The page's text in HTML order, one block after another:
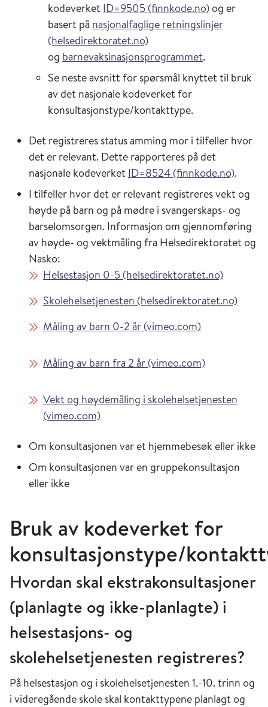
kodeverket ID=9505 (finnkode.no) og er
basert på nasjonalfaglige retningslinjer
(helsedirektoratet.no)
og barnevaksinasjonsprogrammet.
Se neste avsnitt for spørsmål knyttet til bruk
av det nasjonale kodeverket for
konsultasjonstype/kontakttype.
Det registreres status amming mor i tilfeller hvor
det er relevant. Dette rapporteres på det
nasjonale kodeverket ID=8524 (finnkode.no).
I tilfeller hvor det er relevant registreres vekt og
høyde på barn og på mødre i svangerskaps- og
barselomsorgen. Informasjon om gjennomføring
av høyde- og vektmåling fra Helsedirektoratet og
Nasko:
Helsestasjon 0-5 (helsedirektoratet.no)
Skolehelsetjenesten (helsedirektoratet.no)
Måling av barn 0-2 år (vimeo.com)
Måling av barn fra 2 år (vimeo.com)
Vekt og høydemåling i skolehelsetjenesten
(vimeo.com)
Om konsultasjonen var et hjemmebesøk eller ikke
Om konsultasjonen var en gruppekonsultasjon
eller ikke
Bruk av kodeverket for
konsultasjonstype/
Hvordan skal ekstrakonsultasjoner
(planlagte og ikke-planlagte) i
helsestasjons- og
skolehelsetjenesten registreres?
På helsestasjon og i skolehelsetjenesten 1.-10. trinn og
i videregående skole skal kontakttypene planlagt og